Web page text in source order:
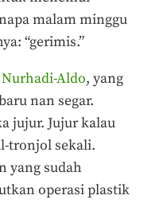
malam minggu
“gerimis.”
Nurhadi-Aldo, yang
nan segar.
jujur. Jujur kalau
tronjol sekali.
yang sudah
operasi plastik